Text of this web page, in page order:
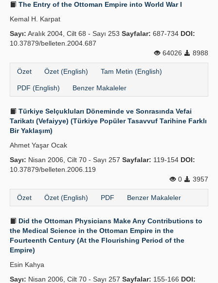
The Entry of the Ottoman Empire into World War I
Kemal H. Karpat
Sayı: Aralık 2004, Cilt 68 - Sayı 253 Sayfalar: 687-734 DOI:
10.37879/belleten.2004.687
64026
8988
Özet Özet (English) Tam Metin (English)
PDF (English) Benzer Makaleler
Türkiye Selçukluları Döneminde ve Sonrasında Vefai
Tarikatı (Vefaiyye) (Türkiye Popüler Tasavvuf Tarihine Farklı
Bir Yaklaşım)
Ahmet Yaşar Ocak
Sayı: Nisan 2006, Cilt 70 - Sayı 257 Sayfalar: 119-154 DOI:
10.37879/belleten.2006.119
0
3957
Özet Özet (English) PDF Benzer Makaleler
Did the Ottoman Physicians Make Any Contributions to
the Medical Science in the Ottoman Empire in the
Fourteenth Century (At the Flourishing Period of the
Empire)
Esin Kahya
Sayı: Nisan 2006, Cilt 70 - Sayı 257 Sayfalar: 155-166 DOI: